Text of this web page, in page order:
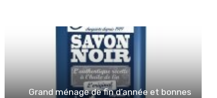
Grand ménage de fin d’année et bonnes